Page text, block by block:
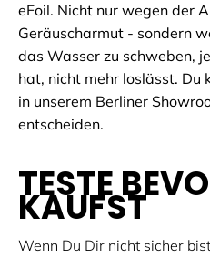
eFoil. Nicht nur wegen der
Geräuscharmut - sondern
das Wasser zu schweben,
hat, nicht mehr loslässt.
in unserem Berliner
entscheiden.
TESTE
KAUFST
Wenn Du Dir nicht sicher